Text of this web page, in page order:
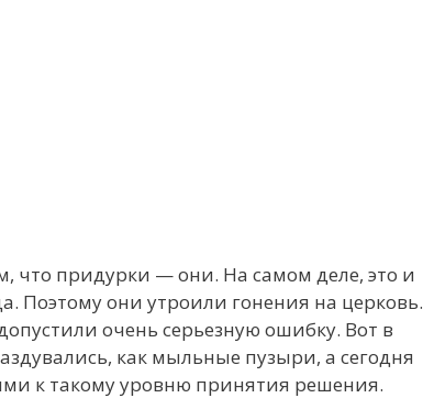
что придурки — они. На самом деле, это и
Поэтому они утроили гонения на церковь.
очень серьезную ошибку. Вот в
как мыльные пузыри, а сегодня
к такому уровню принятия решения.